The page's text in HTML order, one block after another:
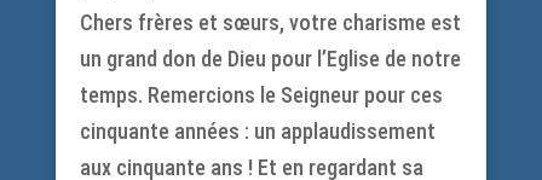
Chers frères et sœurs, votre charisme est
un grand don de Dieu pour l’Eglise de notre
temps. Remercions le Seigneur pour ces
cinquante années : un applaudissement
aux cinquante ans ! Et en regardant sa